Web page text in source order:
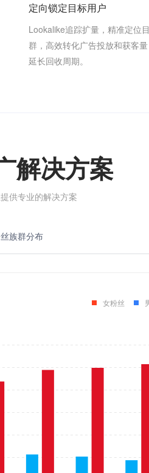
定向锁定目标用户
Lookalike追踪扩量，精准定位
群，高效转化广告投放和获客
延长回收周期。
解决方案
供专业的解决方案
族群分布
女粉丝